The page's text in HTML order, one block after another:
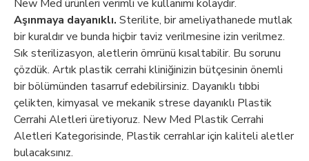
New Med ürünleri verimli ve kullanımı kolaydır.
Aşınmaya dayanıklı. Sterilite, bir ameliyathanede mutlak
bir kuraldır ve bunda hiçbir taviz verilmesine izin verilmez.
Sık sterilizasyon, aletlerin ömrünü kısaltabilir. Bu sorunu
çözdük. Artık plastik cerrahi kliniğinizin bütçesinin önemli
bir bölümünden tasarruf edebilirsiniz. Dayanıklı tıbbi
çelikten, kimyasal ve mekanik strese dayanıklı Plastik
Cerrahi Aletleri üretiyoruz. New Med Plastik Cerrahi
Aletleri Kategorisinde, Plastik cerrahlar için kaliteli aletler
bulacaksınız.